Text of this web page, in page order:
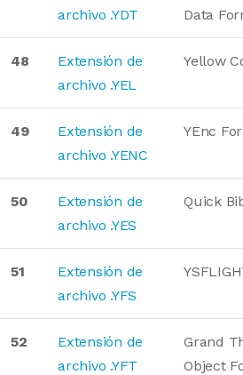
archivo .YDT
Data
48
Extensión de
archivo .YEL
Yellow
49
Extensión de
archivo .YENC
YEnc
50
Extensión de
archivo .YES
Quick
51
Extensión de
archivo .YFS
52
Extensión de
archivo .YFT
Grand
Object